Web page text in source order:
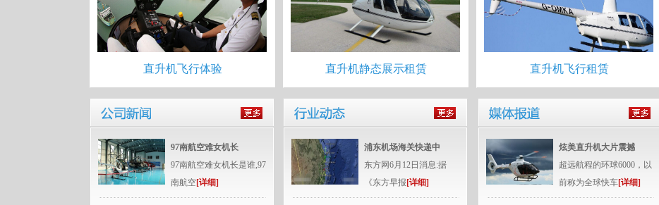
直升机飞行体验 直升机静态展示租赁 直升机飞行租赁
97南航空难女机长
97南航空难女机长是谁,97
南航空[详细]
浦东机场海关快递中
东方网6月12日消息:据
《东方早报 [详细]
炫美直升机大片震撼
超远航程的环球6000，以
前称为全球快车[详细]